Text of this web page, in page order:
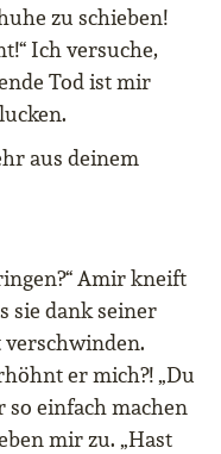
zu schieben!
Ich versuche,
Tod ist mir
aus deinem
Amir kneift
sie dank seiner
er mich?! „Du
so einfach machen
mir zu. „Hast